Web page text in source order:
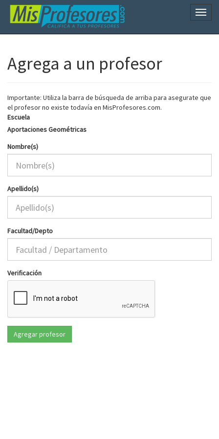
Agrega a un profesor
Importante: Utiliza la barra de búsqueda de arriba para asegurate que
el profesor no existe todavía en MisProfesores.com.
Escuela
Aportaciones Geométricas
Nombre(s)
Apellido(s)
Facultad/Depto
Verificación